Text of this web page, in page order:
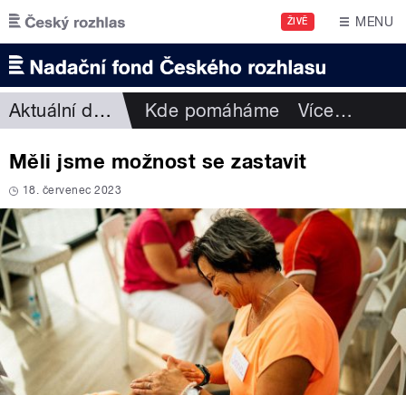
Přejít k hlavnímu obsahu
ŽIVĚ MENU
Aktuální dění Kde pomáháme Více…
Měli jsme možnost se zastavit
18. červenec 2023